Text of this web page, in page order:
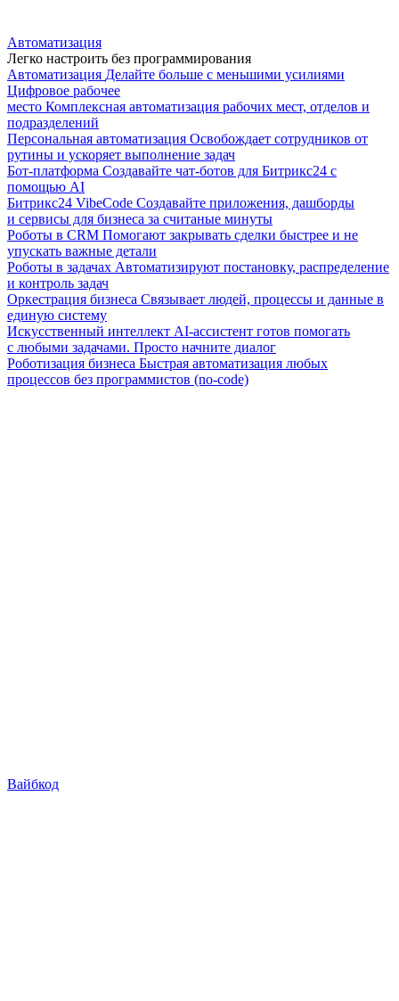
Автоматизация
Легко настроить без программирования
Автоматизация Делайте больше с меньшими усилиями
Цифровое рабочее
место Комплексная автоматизация рабочих мест, отделов и
подразделений
Персональная автоматизация Освобождает сотрудников от
рутины и ускоряет выполнение задач
Бот-платформа Создавайте чат-ботов для Битрикс24 с
помощью AI
Битрикс24 VibeCode Создавайте приложения, дашборды
и сервисы для бизнеса за считаные минуты
Роботы в CRM Помогают закрывать сделки быстрее и не
упускать важные детали
Роботы в задачах Автоматизируют постановку, распределение
и контроль задач
Оркестрация бизнеса Связывает людей, процессы и данные в
единую систему
Искусственный интеллект AI-ассистент готов помогать
с любыми задачами. Просто начните диалог
Роботизация бизнеса Быстрая автоматизация любых
процессов без программистов (no-code)
Вайбкод